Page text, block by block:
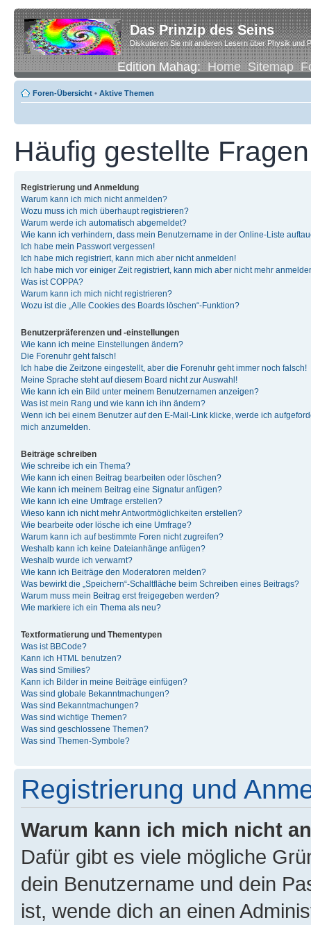
Das Prinzip des Seins
Diskutieren Sie mit anderen Lesern über Physik und
Edition Mahag:Home Sitemap
Foren-Übersicht • Aktive Themen
Häufig gestellte Fragen
Registrierung und Anmeldung
Warum kann ich mich nicht anmelden?
Wozu muss ich mich überhaupt registrieren?
Warum werde ich automatisch abgemeldet?
Wie kann ich verhindern, dass mein Benutzername in der Online-Liste
Ich habe mein Passwort vergessen!
Ich habe mich registriert, kann mich aber nicht anmelden!
Ich habe mich vor einiger Zeit registriert, kann mich aber nicht mehr
Was ist COPPA?
Warum kann ich mich nicht registrieren?
Wozu ist die „Alle Cookies des Boards löschen“-Funktion?
Benutzerpräferenzen und -einstellungen
Wie kann ich meine Einstellungen ändern?
Die Forenuhr geht falsch!
Ich habe die Zeitzone eingestellt, aber die Forenuhr geht immer noch falsch!
Meine Sprache steht auf diesem Board nicht zur Auswahl!
Wie kann ich ein Bild unter meinem Benutzernamen anzeigen?
Was ist mein Rang und wie kann ich ihn ändern?
Wenn ich bei einem Benutzer auf den E-Mail-Link klicke, werde ich
mich anzumelden.
Beiträge schreiben
Wie schreibe ich ein Thema?
Wie kann ich einen Beitrag bearbeiten oder löschen?
Wie kann ich meinem Beitrag eine Signatur anfügen?
Wie kann ich eine Umfrage erstellen?
Wieso kann ich nicht mehr Antwortmöglichkeiten erstellen?
Wie bearbeite oder lösche ich eine Umfrage?
Warum kann ich auf bestimmte Foren nicht zugreifen?
Weshalb kann ich keine Dateianhänge anfügen?
Weshalb wurde ich verwarnt?
Wie kann ich Beiträge den Moderatoren melden?
Was bewirkt die „Speichern“-Schaltfläche beim Schreiben eines Beitrags?
Warum muss mein Beitrag erst freigegeben werden?
Wie markiere ich ein Thema als neu?
Textformatierung und Thementypen
Was ist BBCode?
Kann ich HTML benutzen?
Was sind Smilies?
Kann ich Bilder in meine Beiträge einfügen?
Was sind globale Bekanntmachungen?
Was sind Bekanntmachungen?
Was sind wichtige Themen?
Was sind geschlossene Themen?
Was sind Themen-Symbole?
Registrierung und
Warum kann ich mich nicht
Dafür gibt es viele mögliche
dein Benutzername und dein
ist, wende dich an einen